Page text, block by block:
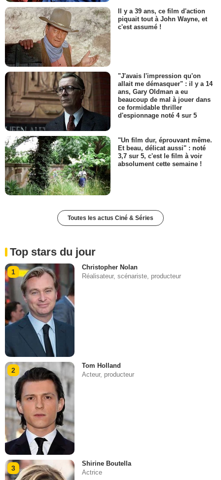
Il y a 39 ans, ce film d'action
piquait tout à John Wayne, et
c'est assumé !
"J'avais l'impression qu'on
allait me démasquer" : il y a 14
ans, Gary Oldman a eu
beaucoup de mal à jouer dans
ce formidable thriller
d'espionnage noté 4 sur 5
"Un film dur, éprouvant même.
Et beau, délicat aussi" : noté
3,7 sur 5, c'est le film à voir
absolument cette semaine !
Toutes les actus Ciné & Séries
Top stars du jour
1
Christopher Nolan
Réalisateur, scénariste, producteur
2
Tom Holland
Acteur, producteur
3
Shirine Boutella
Actrice